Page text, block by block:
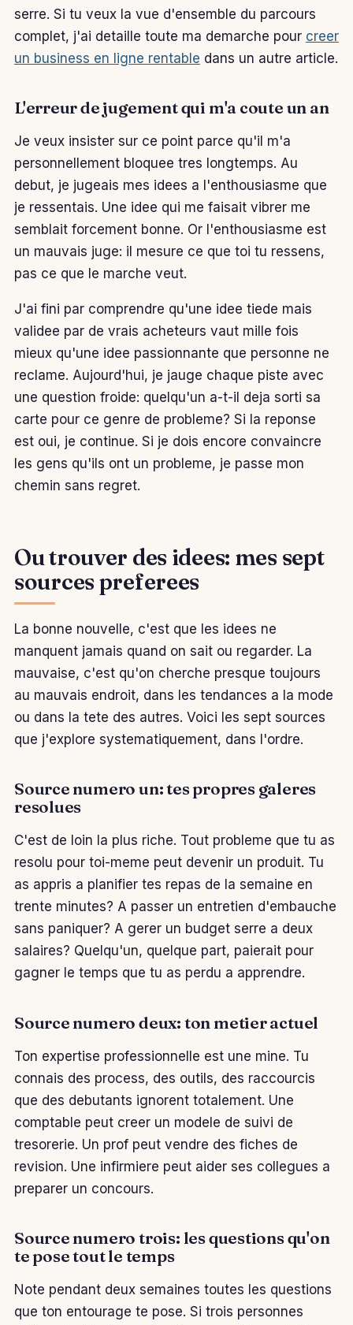
serre. Si tu veux la vue d'ensemble du parcours
complet, j'ai detaille toute ma demarche pour creer
un business en ligne rentable dans un autre article.
L'erreur de jugement qui m'a coute un an
Je veux insister sur ce point parce qu'il m'a
personnellement bloquee tres longtemps. Au
debut, je jugeais mes idees a l'enthousiasme que
je ressentais. Une idee qui me faisait vibrer me
semblait forcement bonne. Or l'enthousiasme est
un mauvais juge: il mesure ce que toi tu ressens,
pas ce que le marche veut.
J'ai fini par comprendre qu'une idee tiede mais
validee par de vrais acheteurs vaut mille fois
mieux qu'une idee passionnante que personne ne
reclame. Aujourd'hui, je jauge chaque piste avec
une question froide: quelqu'un a-t-il deja sorti sa
carte pour ce genre de probleme? Si la reponse
est oui, je continue. Si je dois encore convaincre
les gens qu'ils ont un probleme, je passe mon
chemin sans regret.
Ou trouver des idees: mes sept
sources preferees
La bonne nouvelle, c'est que les idees ne
manquent jamais quand on sait ou regarder. La
mauvaise, c'est qu'on cherche presque toujours
au mauvais endroit, dans les tendances a la mode
ou dans la tete des autres. Voici les sept sources
que j'explore systematiquement, dans l'ordre.
Source numero un: tes propres galeres
resolues
C'est de loin la plus riche. Tout probleme que tu as
resolu pour toi-meme peut devenir un produit. Tu
as appris a planifier tes repas de la semaine en
trente minutes? A passer un entretien d'embauche
sans paniquer? A gerer un budget serre a deux
salaires? Quelqu'un, quelque part, paierait pour
gagner le temps que tu as perdu a apprendre.
Source numero deux: ton metier actuel
Ton expertise professionnelle est une mine. Tu
connais des process, des outils, des raccourcis
que des debutants ignorent totalement. Une
comptable peut creer un modele de suivi de
tresorerie. Un prof peut vendre des fiches de
revision. Une infirmiere peut aider ses collegues a
preparer un concours.
Source numero trois: les questions qu'on
te pose tout le temps
Note pendant deux semaines toutes les questions
que ton entourage te pose. Si trois personnes